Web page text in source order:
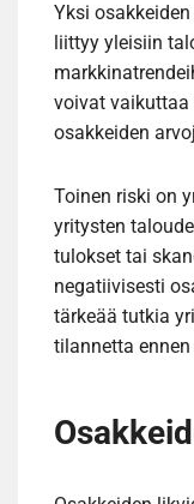
Yksi
liittyy yleisiin
voivat vaikuttaa
osakkeiden
Toinen riski on
yritysten
tulokset tai
negatiivisesti
tärkeää tutkia
tilannetta